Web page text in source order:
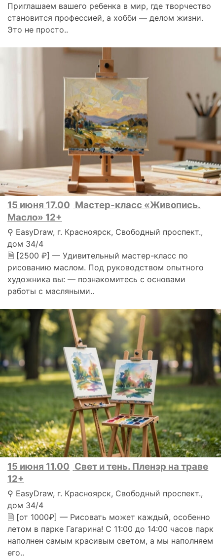
Приглашаем вашего ребенка в мир, где творчество
становится профессией, а хобби — делом жизни.
Это не просто..
15 июня 17.00 Мастер-класс «Живопись.
Масло» 12+
⚲ EasyDraw, г. Красноярск, Свободный проспект.,
дом 34/4
🗎 [2500 ₽] — Удивительный мастер-класс по
рисованию маслом. Под руководством опытного
художника вы: — познакомитесь с основами
работы с масляными..
15 июня 11.00 Свет и тень. Пленэр на траве
12+
⚲ EasyDraw, г. Красноярск, Свободный проспект.,
дом 34/4
🗎 [от 1000₽] — Рисовать может каждый, особенно
летом в парке Гагарина! С 11:00 до 14:00 часов парк
наполнен самым красивым светом, а мы наполняем
его..